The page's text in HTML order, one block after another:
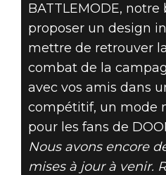
BATTLEMODE,
proposer un design
mettre de retrouver
combat de la
avec vos amis dans
compétitif, un mode
pour les fans de
Nous avons encore
mises à jour à venir.